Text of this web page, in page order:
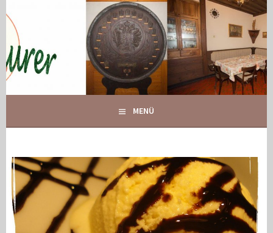
zum
Inhalt
GASTHOF MAURER
IHR GASTHOF IN GLOGGNITZ
MENÜ